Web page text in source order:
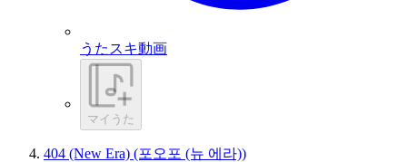
うたスキ動画
マイうた
404 (New Era) (포오포 (뉴 에라))